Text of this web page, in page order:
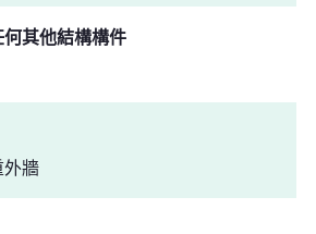
其他結構構件
外牆